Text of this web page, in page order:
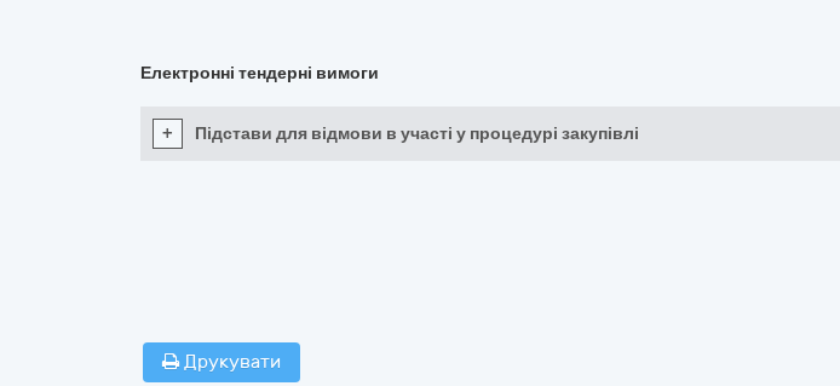
Електронні тендерні вимоги
+ Підстави для відмови в участі у процедурі закупівлі
Друкувати